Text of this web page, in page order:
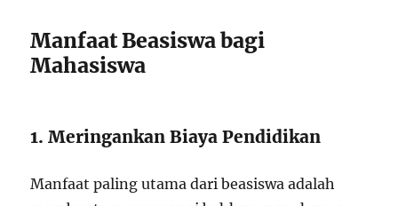
Manfaat Beasiswa bagi
Mahasiswa
1. Meringankan Biaya Pendidikan
Manfaat paling utama dari beasiswa adalah